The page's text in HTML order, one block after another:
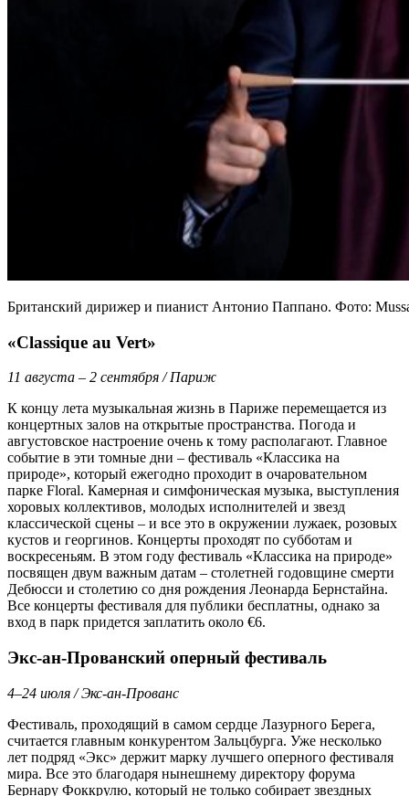
Британский дирижер и пианист Антонио Паппано. Фото:
«Classique au Vert»
11 августа – 2 сентября / Париж
К концу лета музыкальная жизнь в Париже перемещается из
концертных залов на открытые пространства. Погода и
августовское настроение очень к тому располагают. Главное
событие в эти томные дни – фестиваль «Классика на
природе», который ежегодно проходит в очаровательном
парке Floral. Камерная и симфоническая музыка, выступления
хоровых коллективов, молодых исполнителей и звезд
классической сцены – и все это в окружении лужаек, розовых
кустов и георгинов. Концерты проходят по субботам и
воскресеньям. В этом году фестиваль «Классика на природе»
посвящен двум важным датам – столетней годовщине смерти
Дебюсси и столетию со дня рождения Леонарда Бернстайна.
Все концерты фестиваля для публики бесплатны, однако за
вход в парк придется заплатить около €6.
Экс-ан-Прованский оперный фестиваль
4–24 июля / Экс-ан-Прованс
Фестиваль, проходящий в самом сердце Лазурного Берега,
считается главным конкурентом Зальцбурга. Уже несколько
лет подряд «Экс» держит марку лучшего оперного фестиваля
мира. Все это благодаря нынешнему директору форума
Бернару Фоккрулю, который не только собирает звездных